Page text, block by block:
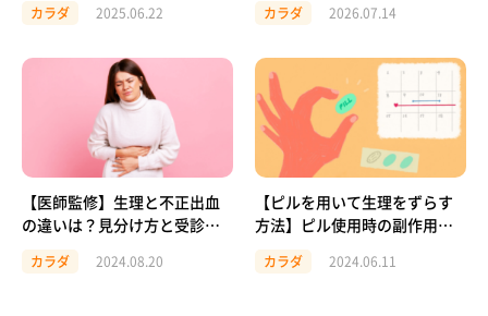
か？
カラダ 2025.06.22 カラダ 2026.07.14
【医師監修】生理と不正出血
の違いは？見分け方と受診の
カラダ 2024.08.20
【ピルを用いて生理をずらす
方法】ピル使用時の副作用と
カラダ 2024.06.11